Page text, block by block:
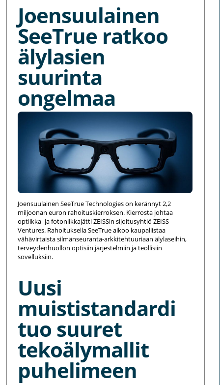
Joensuulainen
SeeTrue ratkoo
älylasien
suurinta
ongelmaa
Joensuulainen SeeTrue Technologies on kerännyt 2,2
miljoonan euron rahoituskierroksen. Kierrosta johtaa
optiikka- ja fotoniikkajätti ZEISSin sijoitusyhtiö ZEISS
Ventures. Rahoituksella SeeTrue aikoo kaupallistaa
vähävirtaista silmänseuranta-arkkitehtuuriaan älylaseihin,
terveydenhuollon optisiin järjestelmiin ja teollisiin
sovelluksiin.
Uusi
muististandardi
tuo suuret
tekoälymallit
puhelimeen